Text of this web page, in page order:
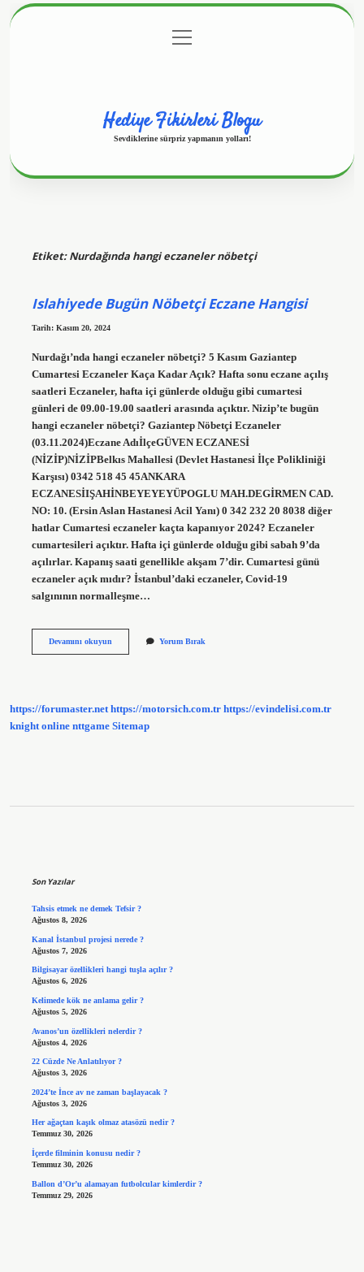
Gizlilik Politikası
menüyü
aç
Hediye Fikirleri Blogu
Sevdiklerine sürpriz yapmanın yolları!
Etiket:Nurdağında hangi eczaneler nöbetçi
Islahiyede Bugün Nöbetçi Eczane Hangisi
Tarih: Kasım 20, 2024
Nurdağı’nda hangi eczaneler nöbetçi? 5 Kasım Gaziantep
Cumartesi Eczaneler Kaça Kadar Açık? Hafta sonu eczane açılış
saatleri Eczaneler, hafta içi günlerde olduğu gibi cumartesi
günleri de 09.00-19.00 saatleri arasında açıktır. Nizip’te bugün
hangi eczaneler nöbetçi? Gaziantep Nöbetçi Eczaneler
(03.11.2024)Eczane AdıİlçeGÜVEN ECZANESİ
(NİZİP)NİZİPBelkıs Mahallesi (Devlet Hastanesi İlçe Polikliniği
Karşısı) 0342 518 45 45ANKARA
ECZANESİIŞAHİNBEYEYEYÜPOGLU MAH.DEGİRMEN CAD.
NO: 10. (Ersin Aslan Hastanesi Acil Yanı) 0 342 232 20 8038 diğer
hatlar Cumartesi eczaneler kaçta kapanıyor 2024? Eczaneler
cumartesileri açıktır. Hafta içi günlerde olduğu gibi sabah 9’da
açılırlar. Kapanış saati genellikle akşam 7’dir. Cumartesi günü
eczaneler açık mıdır? İstanbul’daki eczaneler, Covid-19
salgınının normalleşme…
Devamını okuyunIslahiyede
Yorum Bırak
https://forumaster.net https://motorsich.com.tr https://evindelisi.com.tr
knight online nttgame Sitemap
Son Yazılar
Tahsis etmek ne demek Tefsir ?
Ağustos 8, 2026
Kanal İstanbul projesi nerede ?
Ağustos 7, 2026
Bilgisayar özellikleri hangi tuşla açılır ?
Ağustos 6, 2026
Kelimede kök ne anlama gelir ?
Ağustos 5, 2026
Avanos’un özellikleri nelerdir ?
Ağustos 4, 2026
22 Cüzde Ne Anlatılıyor ?
Ağustos 3, 2026
2024’te İnce av ne zaman başlayacak ?
Ağustos 3, 2026
Her ağaçtan kaşık olmaz atasözü nedir ?
Temmuz 30, 2026
İçerde filminin konusu nedir ?
Temmuz 30, 2026
Ballon d’Or’u alamayan futbolcular kimlerdir ?
Temmuz 29, 2026